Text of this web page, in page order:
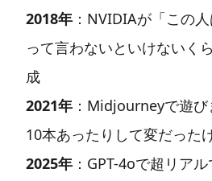
2018年 ：NVIDIAが「この
って言わないといけないく
成
2021年 ：Midjourneyで遊
10本あったりして変だった
2025年 ：GPT-4oで超リア